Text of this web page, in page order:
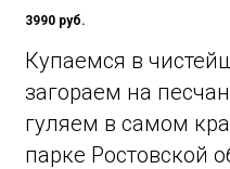
3990 руб.
Купаемся в
загораем на
гуляем в самом
парке Ростовской